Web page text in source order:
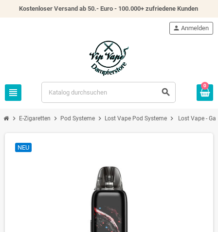
Kostenloser Versand ab 50.- Euro - 100.000+ zufriedene Kunden
view_headline search
person Anmelden
0
chevron_right E-Zigaretten chevron_right Pod Systeme chevron_right Lost Vape Pod Systeme chevron_right Lost Vape -
NEU